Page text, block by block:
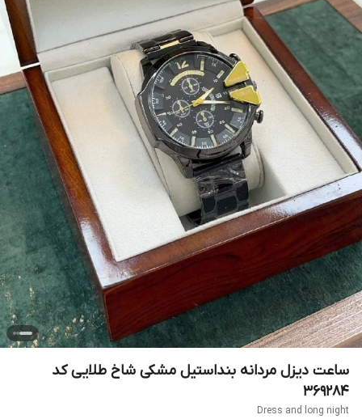
ساعت دیزل مردانه بنداستیل مشکی شاخ طلایی کد
369284
Dress and long night